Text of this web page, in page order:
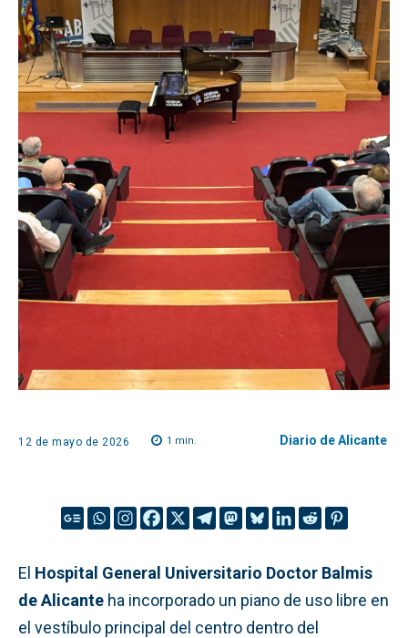
12 de mayo de 2026 1 min. Diario de Alicante
El Hospital General Universitario Doctor Balmis
de Alicante ha incorporado un piano de uso libre en
el vestíbulo principal del centro dentro del